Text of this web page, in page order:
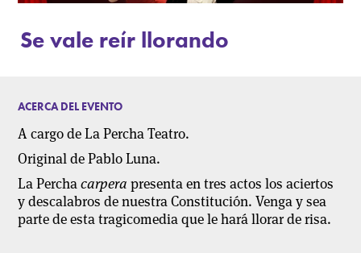
Se vale reír llorando
ACERCA DEL EVENTO
A cargo de La Percha Teatro.
Original de Pablo Luna.
La Perchacarpera presenta en tres actos los aciertos
y descalabros de nuestra Constitución. Venga y sea
parte de esta tragicomedia que le hará llorar de risa.